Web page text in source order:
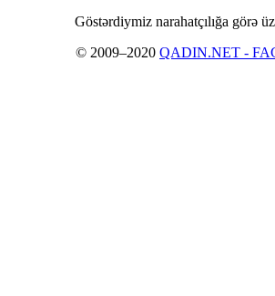
Göstərdiymiz narahatçılığa görə
© 2009–2020 QADIN.NET -